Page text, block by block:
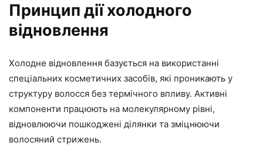
Принцип дії холодного
відновлення
Холодне відновлення базується на використанні
спеціальних косметичних засобів, які проникають у
структуру волосся без термічного впливу. Активні
компоненти працюють на молекулярному рівні,
відновлюючи пошкоджені ділянки та зміцнюючи
волосяний стрижень.